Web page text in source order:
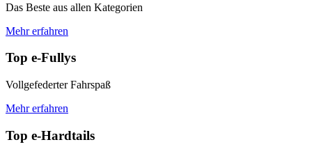
Das Beste aus allen Kategorien
Mehr erfahren
Top e-Fullys
Vollgefederter Fahrspaß
Mehr erfahren
Top e-Hardtails